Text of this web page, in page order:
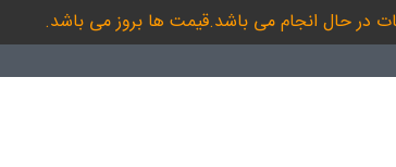
در حال انجام می باشد.قیمت ها بروز می باشد.